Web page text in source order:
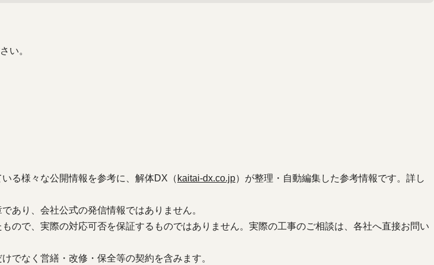
い。
る様々な公開情報を参考に、解体DX（ kaitai-dx.co.jp）が整理・自動編集した参考情報です。詳し
あり、会社公式の発信情報ではありません。
ので、実際の対応可否を保証するものではありません。実際の工事のご相談は、各社へ直接お問い
でなく営繕・改修・保全等の契約を含みます。